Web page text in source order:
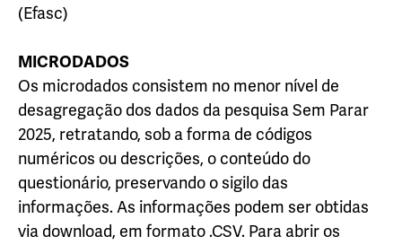
(Efasc)
MICRODADOS
Os microdados consistem no menor nível de
desagregação dos dados da pesquisa Sem Parar
2025, retratando, sob a forma de códigos
numéricos ou descrições, o conteúdo do
questionário, preservando o sigilo das
informações. As informações podem ser obtidas
via download, em formato .CSV. Para abrir os